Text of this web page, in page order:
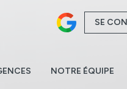
SE
NOTRE ÉQUIPE